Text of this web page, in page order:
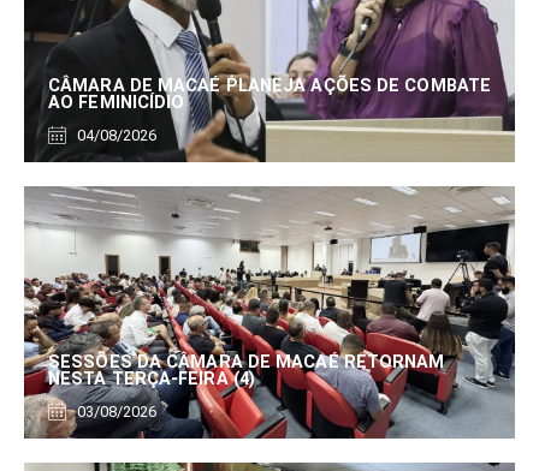
CÂMARA DE MACAÉ PLANEJA AÇÕES DE COMBATE
AO FEMINICÍDIO
04/08/2026
SESSÕES DA CÂMARA DE MACAÉ RETORNAM
NESTA TERÇA-FEIRA (4)
03/08/2026